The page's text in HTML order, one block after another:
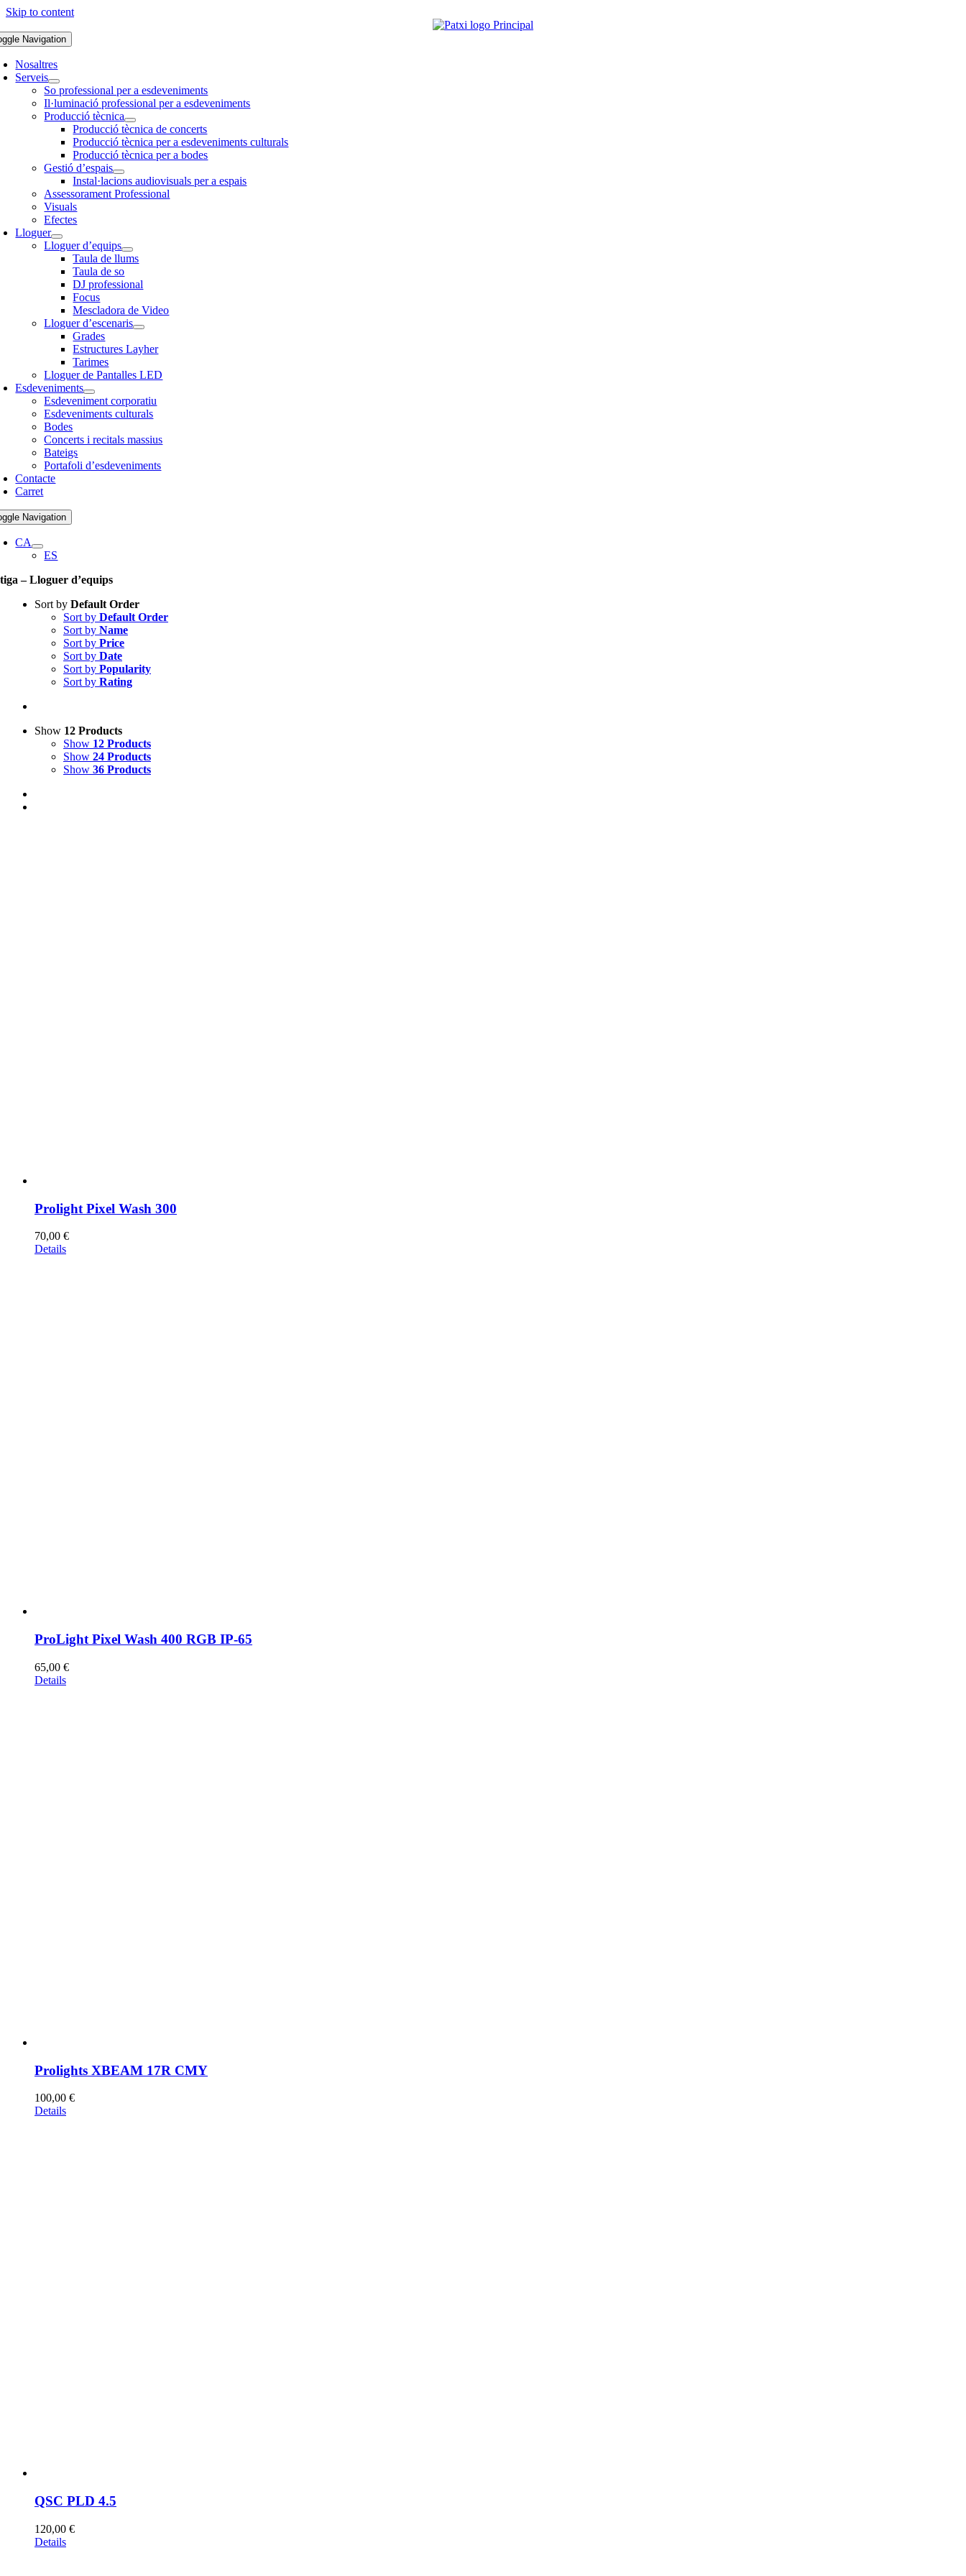
Skip to content
Navigation
Nosaltres
Serveis
So professional per a esdeveniments
Il·luminació professional per a esdeveniments
Producció tècnica
Producció tècnica de concerts
Producció tècnica per a esdeveniments culturals
Producció tècnica per a bodes
Gestió d’espais
Instal·lacions audiovisuals per a espais
Assessorament Professional
Visuals
Efectes
Lloguer
Lloguer d’equips
Taula de llums
Taula de so
DJ professional
Focus
Mescladora de Video
Lloguer d’escenaris
Grades
Estructures Layher
Tarimes
Lloguer de Pantalles LED
Esdeveniments
Esdeveniment corporatiu
Esdeveniments culturals
Bodes
Concerts i recitals massius
Bateigs
Portafoli d’esdeveniments
Contacte
Carret
Navigation
CA
ES
– Lloguer d’equips
Sort by Default Order
Sort by Default Order
Sort by Name
Sort by Price
Sort by Date
Sort by Popularity
Sort by Rating
Show 12 Products
Show 12 Products
Show 24 Products
Show 36 Products
Prolight Pixel Wash 300
70,00 €
Details
ProLight Pixel Wash 400 RGB IP-65
65,00 €
Details
Prolights XBEAM 17R CMY
100,00 €
Details
QSC PLD 4.5
120,00 €
Details